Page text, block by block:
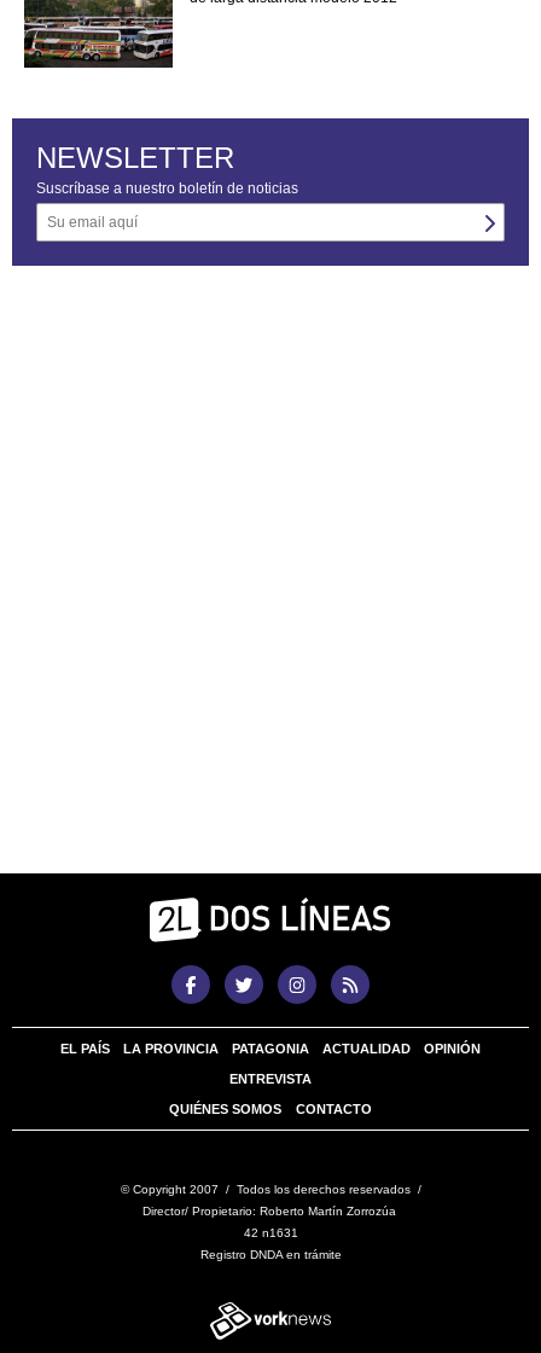
NEWSLETTER
Suscríbase a nuestro boletín de noticias
EL PAÍS LA PROVINCIA PATAGONIA ACTUALIDAD OPINIÓN
ENTREVISTA
QUIÉNES SOMOS CONTACTO
© Copyright 2007 / Todos los derechos reservados /
Director/ Propietario: Roberto Martín Zorrozúa
42 n1631
Registro DNDA en trámite